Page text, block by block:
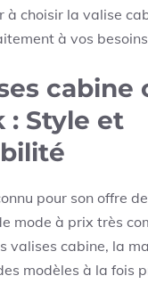
à choisir la valise
à vos
cabine
: Style et
pour son offre
mode à prix très
valises cabine, la
modèles à la fois